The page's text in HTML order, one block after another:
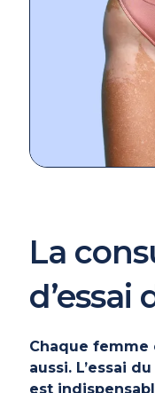
La
d’essai
Chaque femme
aussi. L’essai
est